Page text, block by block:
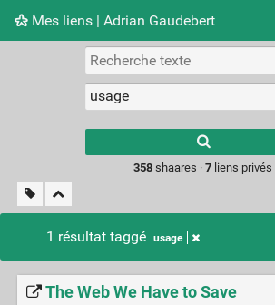
Mes liens | Adrian Gaudebert
Nuage de tags Mur d'images
358 shaares ·7 liens privés
1 résultat taggé usage
The Web We Have to Save